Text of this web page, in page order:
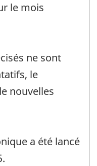
le mois
ne sont
le
nouvelles
a été lancé